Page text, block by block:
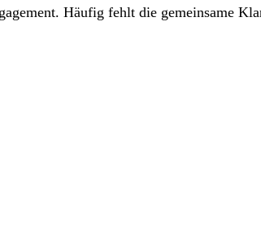
Häufig fehlt die gemeinsame